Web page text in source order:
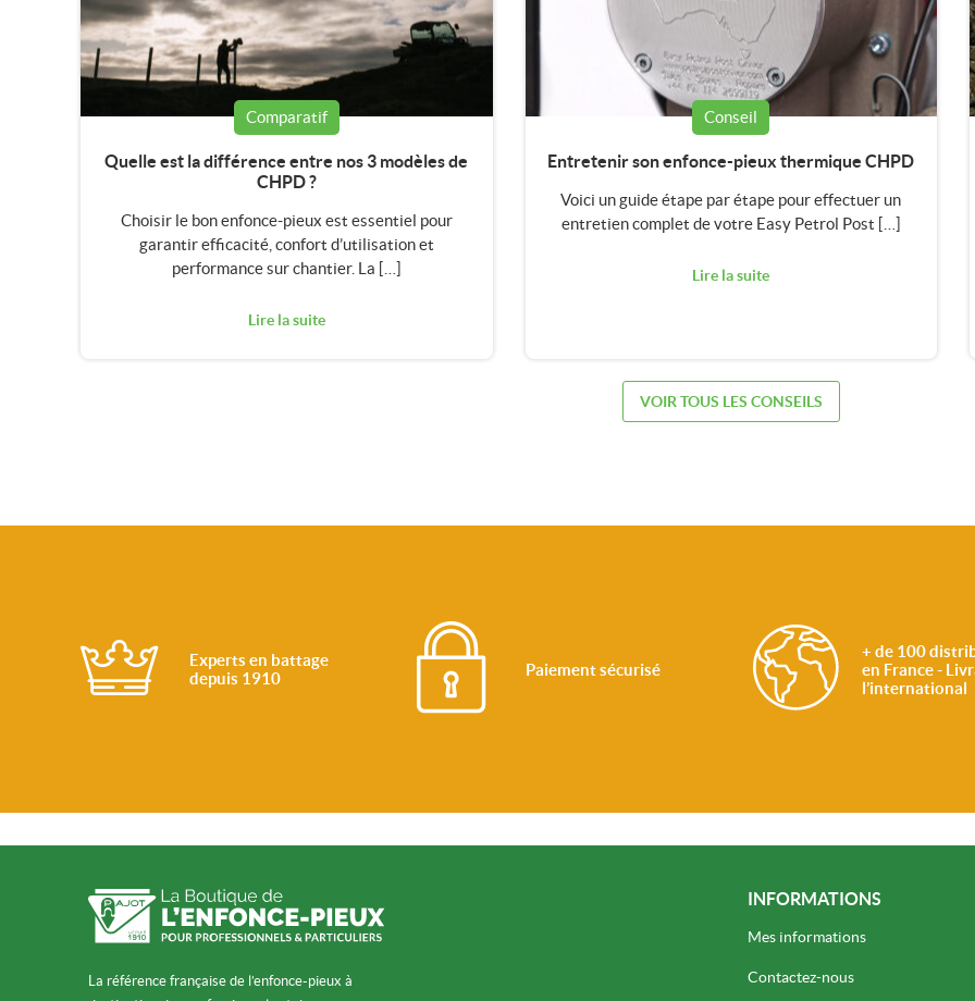
Comparatif
Quelle est la différence entre nos 3 modèles de
CHPD ?
Choisir le bon enfonce-pieux est essentiel pour
garantir efficacité, confort d’utilisation et
performance sur chantier. La […]
Lire la suite
Conseil
Entretenir son enfonce-pieux thermique CHPD
Voici un guide étape par étape pour effectuer un
entretien complet de votre Easy Petrol Post […]
Lire la suite
VOIR TOUS LES CONSEILS
Experts en battage
depuis 1910
Paiement sécurisé
+ de 100
en France -
l’international
La référence française de l’enfonce-pieux à
INFORMATIONS
Mes informations
Contactez-nous